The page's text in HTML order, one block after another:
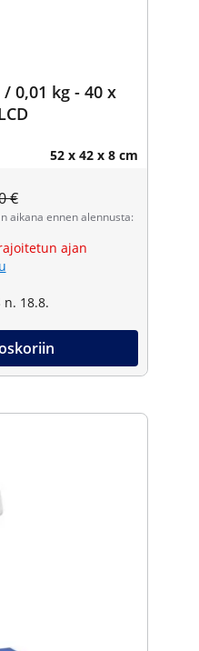
0,01 kg - 40 x
52 x 42 x 8 cm
€
aikana ennen alennusta:
ajan
n. 18.8.